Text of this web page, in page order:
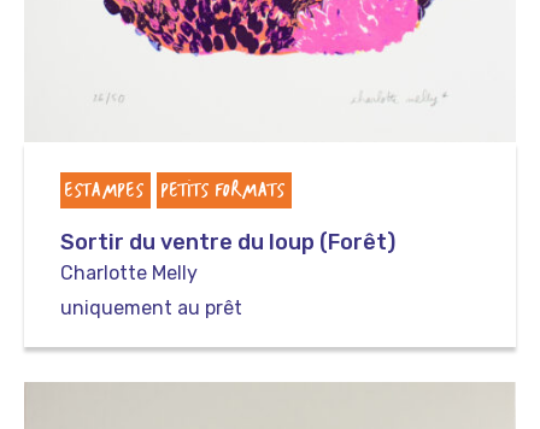
ESTAMPES PETITS FORMATS
Sortir du ventre du loup (Forêt)
Charlotte Melly
uniquement au prêt